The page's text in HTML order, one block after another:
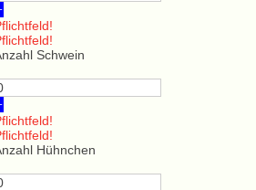
Schwein
Hühnchen